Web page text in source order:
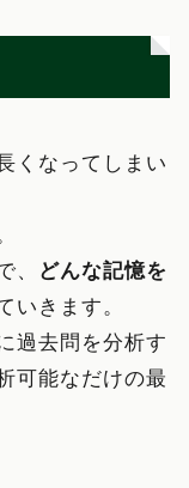
くなってしまい
、 どんな記憶を
いきます。
過去問を分析す
可能なだけの最